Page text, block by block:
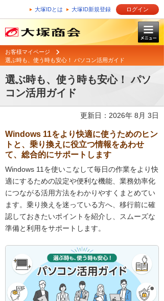
大塚IDとは 大塚ID新規登録 ログイン
お客様マイページ
選ぶ時も、使う時も安心！ パソコン活用ガイド
選ぶ時も、使う時も安心！ パソ
コン活用ガイド
更新日：2026年 8月 3日
Windows 11をより快適に使うためのヒン
トと、乗り換えに役立つ情報をあわせ
て、総合的にサポートします
Windows 11を使いこなして毎日の作業をより快
適にするための設定や便利な機能、業務効率化
につながる活用方法をわかりやすくまとめてい
ます。乗り換えを迷っている方へ、移行前に確
認しておきたいポイントを紹介し、スムーズな
準備と利用をサポートします。